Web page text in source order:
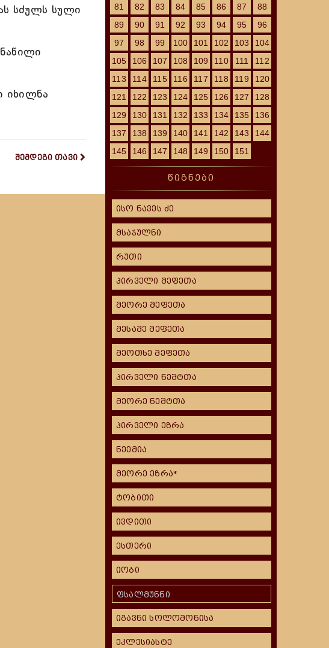
სძულს სული
იხილნა
შემდეგი თავი
81
82 83 84 85 86 87
88
89
90 91 92 93 94 95
96
97
98 99 100 101 102 103
104
105
106 107 108 109 110 111
112
113
114 115 116 117 118 119
120
121
122 123 124 125 126 127
128
129
130 131 132 133 134 135
136
137
138 139 140 141 142 143
144
145
146 147 148 149 150 151
წიგნები
ისო ნავეს ძე
მსაჯულნი
რუთი
პირველი მეფეთა
მეორე მეფეთა
მესამე მეფეთა
მეოთხე მეფეთა
პირველი ნეშტთა
მეორე ნეშტთა
პირველი ეზრა
ნეემია
მეორე ეზრა*
ტობითი
ივდითი
ესთერი
იობი
ფსალმუნნი
იგავნი სოლომონისა
ეკლესიასტე